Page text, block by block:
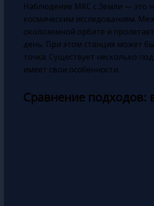
Наблюдение МКС с Земли — это
космическим исследованиям.
околоземной орбите и
день. При этом станция может
точка. Существует несколько
имеет свои особенности.
Сравнение подходов: